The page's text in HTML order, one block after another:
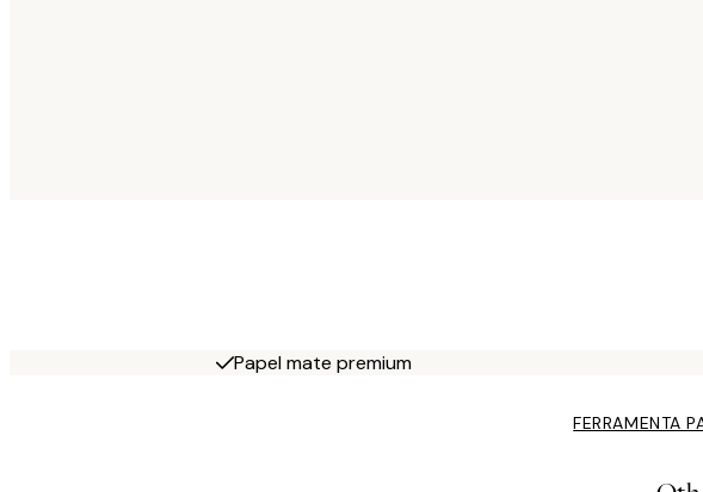
Papel mate premium
FERRAMENTA